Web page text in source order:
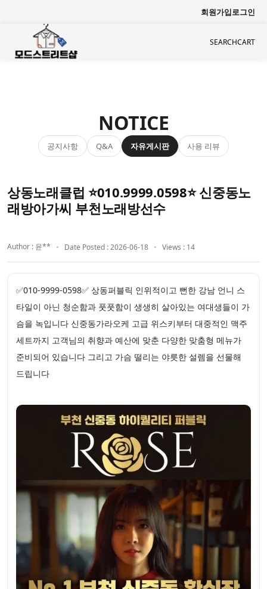
회원가입로그인
SEARCHCART
NOTICE
공지사항 Q&A 자유게시판 사용 리뷰
상동노래클럽 ⭐010.9999.0598⭐ 신중동노
래방아가씨 부천노래방선수
Author : 윤** Date Posted : 2026-06-18 Views : 14
✅010-9999-0598✅ 상동퍼블릭 인위적이고 뻔한 강남 언니 스
타일이 아닌 청순함과 풋풋함이 생생히 살아있는 여대생들이 가
슴을 녹입니다 신중동가라오케 고급 위스키부터 대중적인 맥주
세트까지 고객님의 취향과 예산에 맞춘 다양한 맞춤형 메뉴가
준비되어 있습니다 그리고 가슴 떨리는 야릇한 설렘을 선물해
드립니다